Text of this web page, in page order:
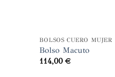
BOLSOS CUERO MUJER
Bolso Macuto
114,00 €